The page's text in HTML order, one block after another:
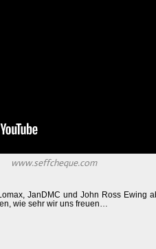
www.seffcheque.com
JanDMC und John Ross Ewing
wie sehr wir uns freuen…